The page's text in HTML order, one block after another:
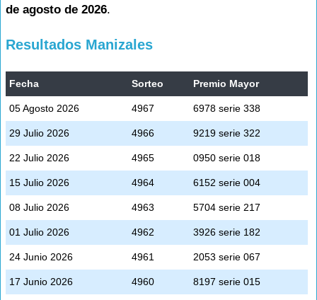
de agosto de 2026.
Resultados Manizales
Fecha Sorteo Premio Mayor
05 Agosto 2026 4967 6978 serie 338
29 Julio 2026 4966 9219 serie 322
22 Julio 2026 4965 0950 serie 018
15 Julio 2026 4964 6152 serie 004
08 Julio 2026 4963 5704 serie 217
01 Julio 2026 4962 3926 serie 182
24 Junio 2026 4961 2053 serie 067
17 Junio 2026 4960 8197 serie 015